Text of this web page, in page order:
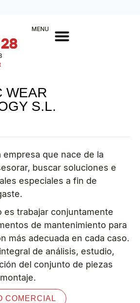
MENU
WEAR
S.L.
empresa que nace de la
buscar soluciones e
especiales a fin de
es trabajar conjuntamente
de mantenimiento para
más adecuada en cada caso.
de análisis, estudio,
del conjunto de piezas
COMERCIAL